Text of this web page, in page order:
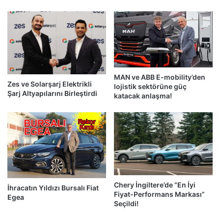
Zes ve Solarşarj Elektrikli
Şarj Altyapılarını Birleştirdi
MAN ve ABB E-mobility’den
lojistik sektörüne güç
katacak anlaşma!
İhracatın Yıldızı Bursalı Fiat
Egea
Chery İngiltere’de “En İyi
Fiyat-Performans Markası”
Seçildi!